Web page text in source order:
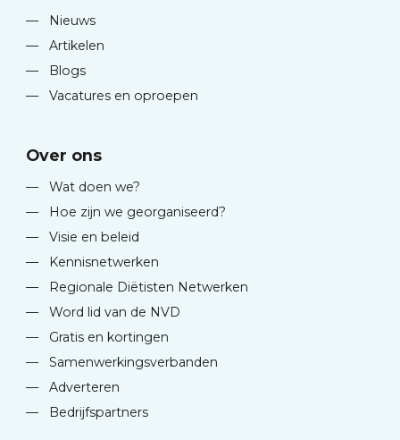
—
Nieuws
—
Artikelen
—
Blogs
—
Vacatures en oproepen
Over ons
—
Wat doen we?
—
Hoe zijn we georganiseerd?
—
Visie en beleid
—
Kennisnetwerken
—
Regionale Diëtisten Netwerken
—
Word lid van de NVD
—
Gratis en kortingen
—
Samenwerkingsverbanden
—
Adverteren
—
Bedrijfspartners